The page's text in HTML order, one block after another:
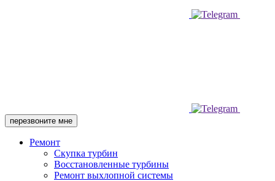
перезвоните мне
Ремонт
Скупка турбин
Восстановленные турбины
Ремонт выхлопной системы